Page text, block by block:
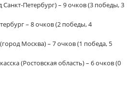
Санкт-Петербург) – 9 очков (3 победы, 3
– 8 очков (2 победы, 4
Москва) – 7 очков (1 победа, 5
(Ростовская область) – 6 очков (0